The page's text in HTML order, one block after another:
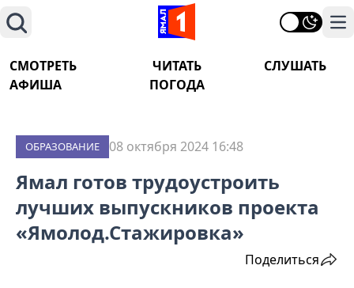
Поиск
СМОТРЕТЬ ЧИТАТЬ
СЛУШАТЬ
АФИША
ПОГОДА
ОБРАЗОВАНИЕ 08 октября 2024 16:48
Ямал готов трудоустроить
лучших выпускников проекта
«Ямолод.Стажировка»
Поделиться